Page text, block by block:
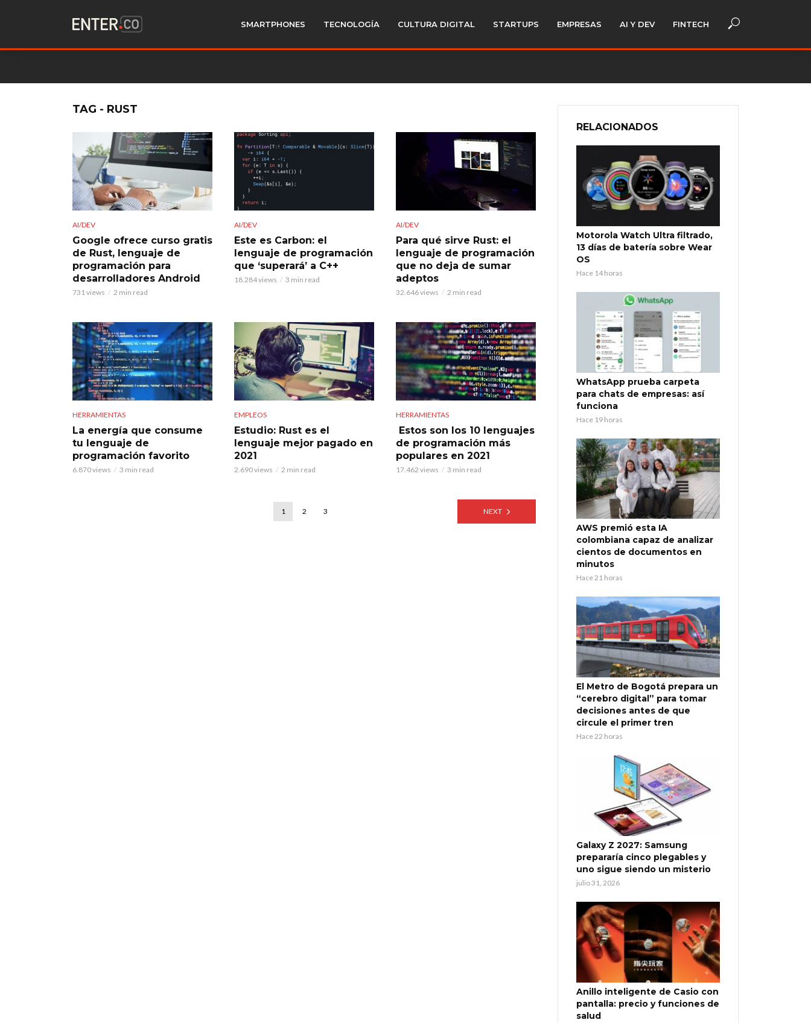
SMARTPHONES TECNOLOGÍA CULTURA DIGITAL STARTUPS EMPRESAS AI Y DEV FINTECH
TAG - RUST
AI/DEV
Google ofrece curso gratis
de Rust, lenguaje de
programación para
desarrolladores Android
731 views 2 min read
AI/DEV
Este es Carbon: el
lenguaje de programación
que ‘superará’ a C++
18.284 views 3 min read
AI/DEV
Para qué sirve Rust: el
lenguaje de programación
que no deja de sumar
adeptos
32.646 views 2 min read
HERRAMIENTAS
La energía que consume
tu lenguaje de
programación favorito
6.870 views 3 min read
EMPLEOS
Estudio: Rust es el
lenguaje mejor pagado en
2021
2.690 views 2 min read
HERRAMIENTAS
Estos son los 10 lenguajes
de programación más
populares en 2021
17.462 views 3 min read
1 2 3 NEXT
RELACIONADOS
Motorola Watch Ultra filtrado,
13 días de batería sobre Wear
OS
Hace 14 horas
WhatsApp prueba carpeta
para chats de empresas: así
funciona
Hace 19 horas
AWS premió esta IA
colombiana capaz de analizar
cientos de documentos en
minutos
Hace 21 horas
El Metro de Bogotá prepara un
“cerebro digital” para tomar
decisiones antes de que
circule el primer tren
Hace 22 horas
Galaxy Z 2027: Samsung
prepararía cinco plegables y
uno sigue siendo un misterio
julio 31, 2026
Anillo inteligente de Casio con
pantalla: precio y funciones de
salud